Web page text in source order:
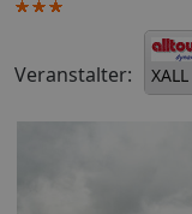
Veranstalter:
XALL